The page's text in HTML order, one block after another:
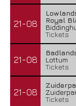
21-08
Royal
Tickets
21-08
Lottum
Tickets
21-08
Tickets